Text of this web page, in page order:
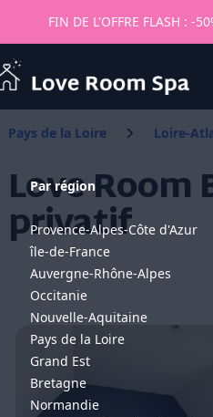
FIN DE L'OFFRE FLASH :
Love Room Spa
Par région
Provence-Alpes-Côte d'Azur
île-de-France
Auvergne-Rhône-Alpes
Occitanie
Nouvelle-Aquitaine
Pays de la Loire
Grand Est
Bretagne
Normandie
Pays de la Loire Loire-
Love Room
privatif